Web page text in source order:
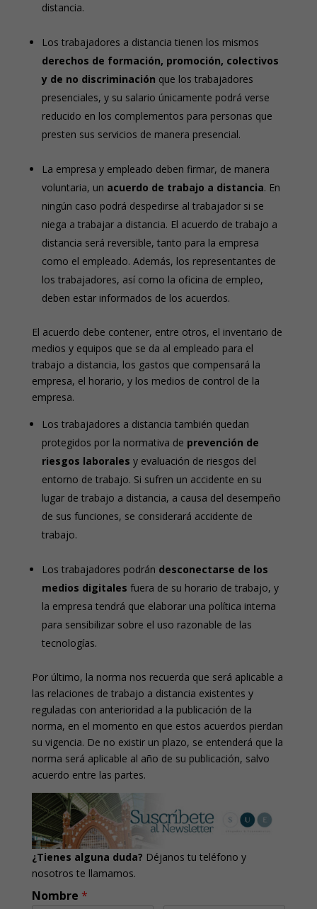
distancia.
Los trabajadores a distancia tienen los mismos
derechos de formación, promoción, colectivos
y de no discriminación que los trabajadores
presenciales, y su salario únicamente podrá verse
reducido en los complementos para personas que
presten sus servicios de manera presencial.
La empresa y empleado deben firmar, de manera
voluntaria, un acuerdo de trabajo a distancia. En
ningún caso podrá despedirse al trabajador si se
niega a trabajar a distancia. El acuerdo de trabajo a
distancia será reversible, tanto para la empresa
como el empleado. Además, los representantes de
los trabajadores, así como la oficina de empleo,
deben estar informados de los acuerdos.
El acuerdo debe contener, entre otros, el inventario de
medios y equipos que se da al empleado para el
trabajo a distancia, los gastos que compensará la
empresa, el horario, y los medios de control de la
empresa.
Los trabajadores a distancia también quedan
protegidos por la normativa de prevención de
riesgos laborales y evaluación de riesgos del
entorno de trabajo. Si sufren un accidente en su
lugar de trabajo a distancia, a causa del desempeño
de sus funciones, se considerará accidente de
trabajo.
Los trabajadores podrán desconectarse de los
medios digitales fuera de su horario de trabajo, y
la empresa tendrá que elaborar una política interna
para sensibilizar sobre el uso razonable de las
tecnologías.
Por último, la norma nos recuerda que será aplicable a
las relaciones de trabajo a distancia existentes y
reguladas con anterioridad a la publicación de la
norma, en el momento en que estos acuerdos pierdan
su vigencia. De no existir un plazo, se entenderá que la
norma será aplicable al año de su publicación, salvo
acuerdo entre las partes.
¿Tienes alguna duda? Déjanos tu teléfono y
nosotros te llamamos.
Nombre *